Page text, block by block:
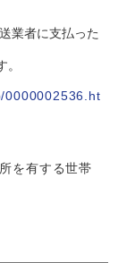
業者に支払った
0000002536.ht
を有する世帯